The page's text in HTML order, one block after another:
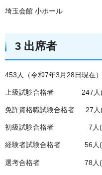
埼玉会館 小ホール
3 出席者
453人（令和7年3月28日現在）
上級試験合格者 247人(
免許資格職試験合格者 27
初級試験合格者 7人(
経験者試験合格者 56人(
選考合格者 78人(男